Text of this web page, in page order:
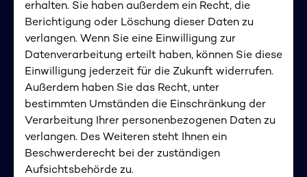
erhalten. Sie haben außerdem ein Recht, die
Berichtigung oder Löschung dieser Daten zu
verlangen. Wenn Sie eine Einwilligung zur
Datenverarbeitung erteilt haben, können Sie diese
Einwilligung jederzeit für die Zukunft widerrufen.
Außerdem haben Sie das Recht, unter
bestimmten Umständen die Einschränkung der
Verarbeitung Ihrer personenbezogenen Daten zu
verlangen. Des Weiteren steht Ihnen ein
Beschwerderecht bei der zuständigen
Aufsichtsbehörde zu.